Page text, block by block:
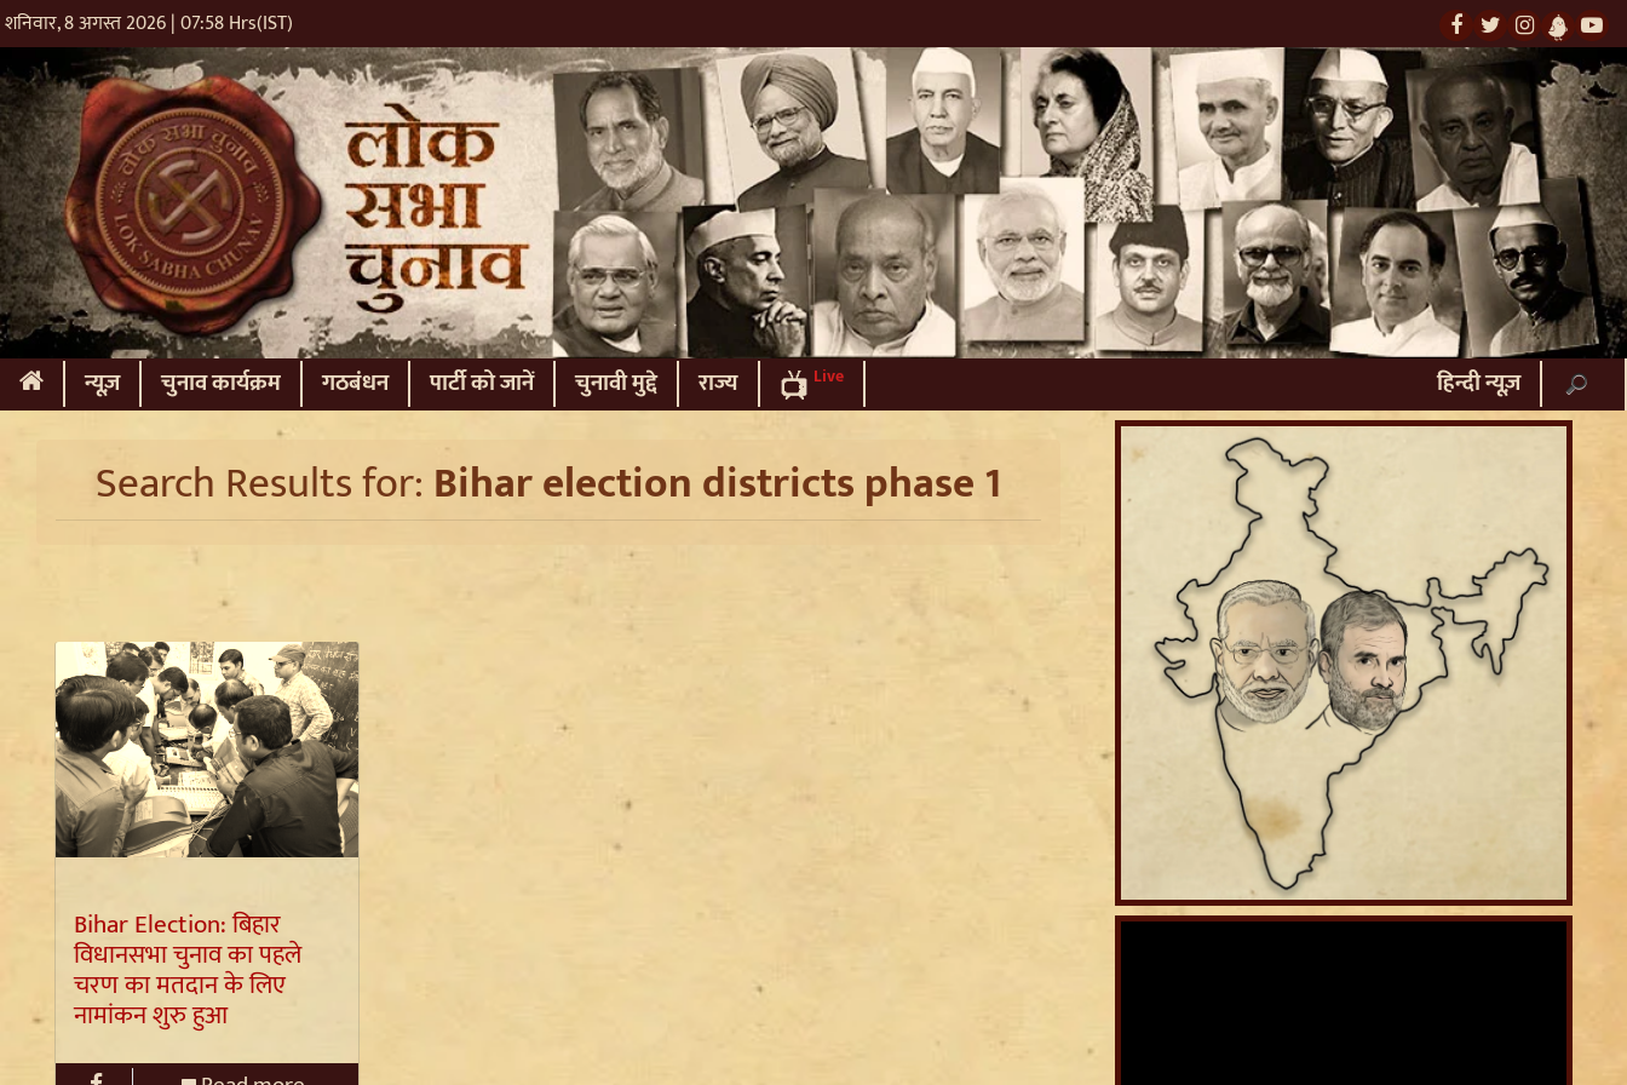
शनिवार, 8 अगस्त 2026 | 07:58 Hrs(IST)
(current)
न्यूज़ चुनाव कार्यक्रम गठबंधन पार्टी को जानें चुनावी मुद्दे राज्य Live हिन्दी न्यूज़
Search Results for: Bihar election districts phase 1
Bihar Election: बिहार
विधानसभा चुनाव का पहले
चरण का मतदान के लिए
नामांकन शुरु हुआ